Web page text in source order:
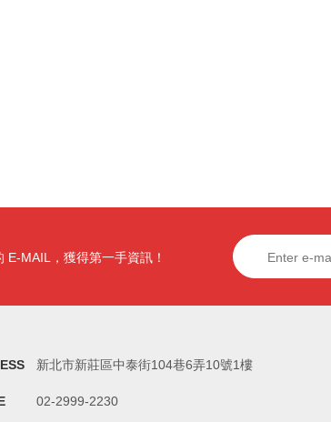
E-MAIL，獲得第一手資訊！
新北市新莊區中泰街104巷6弄10號1樓
02-2999-2230